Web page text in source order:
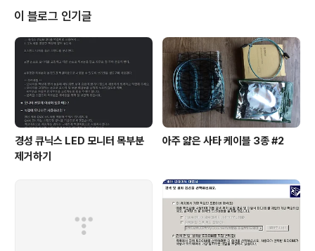
녀 이 글은 스프링노트에서 작성되었습니다.
이 블로그 인기글
경성 큐닉스 LED 모니터 목부분
제거하기
아주 얇은 사타 케이블 3종 #2